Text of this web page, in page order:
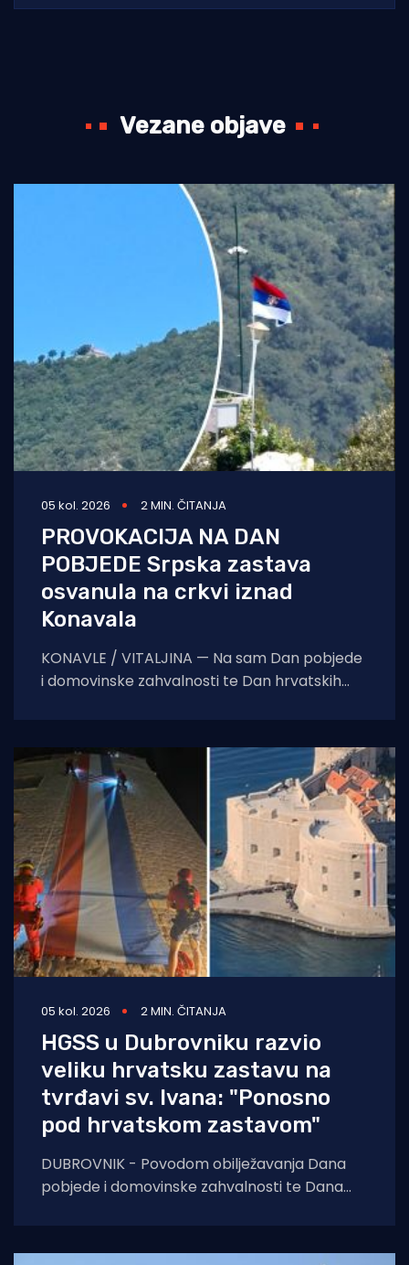
Vezane objave
05 kol. 2026 2 MIN. ČITANJA
PROVOKACIJA NA DAN
POBJEDE Srpska zastava
osvanula na crkvi iznad
Konavala
KONAVLE / VITALJINA — Na sam Dan pobjede
i domovinske zahvalnosti te Dan hrvatskih
05 kol. 2026 2 MIN. ČITANJA
HGSS u Dubrovniku razvio
veliku hrvatsku zastavu na
tvrđavi sv. Ivana: "Ponosno
pod hrvatskom zastavom"
DUBROVNIK - Povodom obilježavanja Dana
pobjede i domovinske zahvalnosti te Dana
Dubrovnik